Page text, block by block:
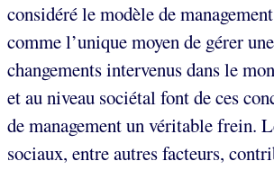
considéré le modèle de
comme l’unique moyen de gérer
changements intervenus dans le
et au niveau sociétal font de ces
de management un véritable frein.
sociaux, entre autres facteurs,